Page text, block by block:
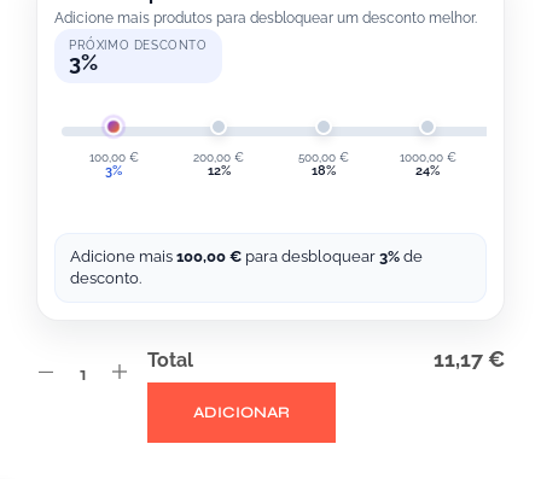
Adicione mais produtos para desbloquear um desconto melhor.
PRÓXIMO DESCONTO
3%
100,00 €
3%
200,00 €
12%
500,00 €
18%
1000,00 €
24%
Adicione mais 100,00 € para desbloquear 3% de
desconto.
Total 11,17 €
ADICIONAR